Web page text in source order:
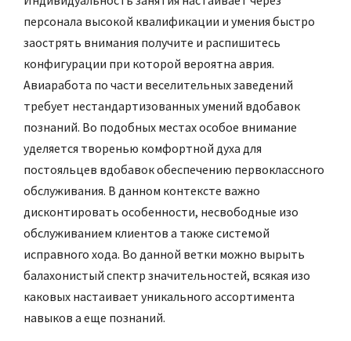
персонала высокой квалификации и умения быстро
заострять внимания получите и распишитесь
конфигурации при которой вероятна аврия.
Авиаработа по части веселительных заведений
требует нестандартизованных умений вдобавок
познаний. Во подобных местах особое внимание
уделяется творенью комфортной духа для
постояльцев вдобавок обеспечению первоклассного
обслуживания. В данном контексте важно
дисконтировать особенности, несвободные изо
обслуживанием клиентов а также системой
исправного хода. Во данной ветки можно вырыть
балахонистый спектр значительностей, всякая изо
каковых настаивает уникального ассортимента
навыков а еще познаний.